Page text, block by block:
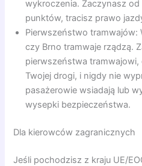
wykroczenia. Zaczynasz od
punktów, tracisz prawo
Pierwszeństwo tramwajów:
czy Brno tramwaje rządzą.
pierwszeństwa
Twojej drogi, i nigdy nie
pasażerowie wsiadają lub
wysepki bezpieczeństwa.
Dla kierowców zagranicznych
Jeśli pochodzisz z kraju UE/